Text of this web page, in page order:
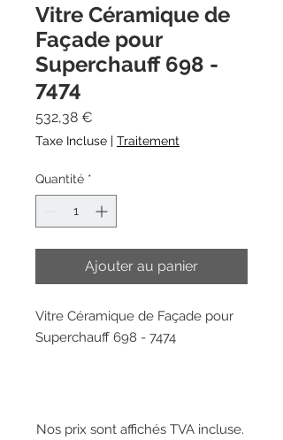
Vitre Céramique de
Façade pour
Superchauff 698 -
7474
532,38 €
Taxe Incluse | Traitement
Quantité *
Ajouter au panier
Vitre Céramique de Façade pour
Superchauff 698 - 7474
Nos prix sont affichés TVA incluse.